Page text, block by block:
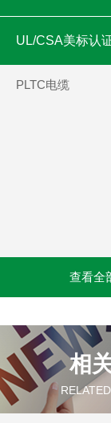
UL/CSA美标认
PLTC电缆
查看全
相